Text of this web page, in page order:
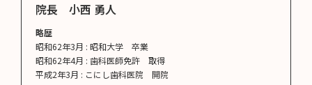
院長 小西 勇人
略歴
昭和62年3月 : 昭和大学 卒業
昭和62年4月 : 歯科医師免許 取得
平成2年3月 : こにし歯科医院 開院